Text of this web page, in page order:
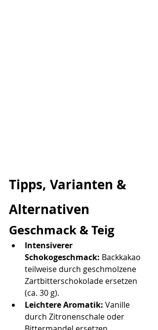
Tipps, Varianten &
Alternativen
Geschmack & Teig
Intensiverer
Schokogeschmack: Backkakao
teilweise durch geschmolzene
Zartbitterschokolade ersetzen
(ca. 30 g).
Leichtere Aromatik: Vanille
durch Zitronenschale oder